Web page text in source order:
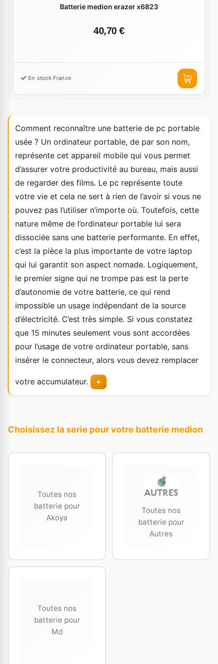
Batterie medion erazer x6823
40,70 €
En stock France
Comment reconnaître une batterie de pc portable
usée ? Un ordinateur portable, de par son nom,
représente cet appareil mobile qui vous permet
d’assurer votre productivité au bureau, mais aussi
de regarder des films. Le pc représente toute
votre vie et cela ne sert à rien de l’avoir si vous ne
pouvez pas l’utiliser n’importe où. Toutefois, cette
nature même de l’ordinateur portable lui sera
dissociée sans une batterie performante. En effet,
c’est la pièce la plus importante de votre laptop
qui lui garantit son aspect nomade. Logiquement,
le premier signe qui ne trompe pas est la perte
d’autonomie de votre batterie, ce qui rend
impossible un usage indépendant de la source
d’électricité. C’est très simple. Si vous constatez
que 15 minutes seulement vous sont accordées
pour l’usage de votre ordinateur portable, sans
insérer le connecteur, alors vous devez remplacer
votre accumulateur. +
Choisissez la serie pour votre batterie medion
Toutes nos
batterie pour
Akoya
Toutes nos
batterie pour
Autres
Toutes nos
batterie pour
Md